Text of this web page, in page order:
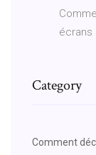
écrans
Category
Comment